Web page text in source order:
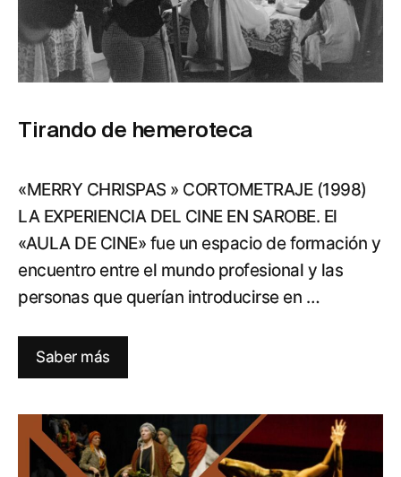
Tirando de hemeroteca
«MERRY CHRISPAS » CORTOMETRAJE (1998)
LA EXPERIENCIA DEL CINE EN SAROBE. El
«AULA DE CINE» fue un espacio de formación y
encuentro entre el mundo profesional y las
personas que querían introducirse en …
Saber más